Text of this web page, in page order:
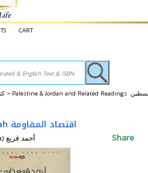
CART
Arabic: Non-Fiction كتب غير روائية > Palestine & Jordan and Related Readings فلسطين
Iqtisad al-Muqawamah اقتصاد المقاومة
By: Qurai, Ahmad (Abu Alaa) أحمد قريع Share